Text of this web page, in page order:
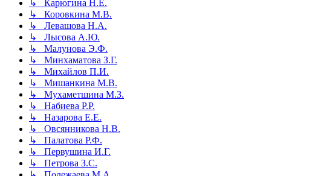
↳ Карюгина Н.Е.
↳ Коровкина М.В.
↳ Левашова Н.А.
↳ Лысова А.Ю.
↳ Малунова Э.Ф.
↳ Минхаматова З.Г.
↳ Михайлов П.И.
↳ Мишанкина М.В.
↳ Мухаметшина М.З.
↳ Набиева Р.Р.
↳ Назарова Е.Е.
↳ Овсянникова Н.В.
↳ Палатова Р.Ф.
↳ Первушина И.Г.
↳ Петрова З.С.